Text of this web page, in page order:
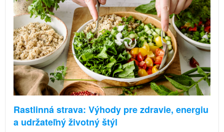
Rastlinná strava: Výhody pre zdravie, energiu
a udržateľný životný štýl